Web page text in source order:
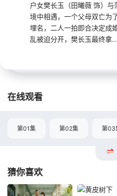
户女樊长玉（田曦薇 饰）
境中相遇，一个父母双亡为
埋名，二人一拍即合决定成
乱被迫分开，樊长玉最终拿...
在线观看
第01集 第02集 第03
猜你喜欢